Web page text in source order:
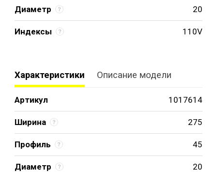
Диаметр 20
Индексы 110V
Характеристики Описание модели
Артикул 1017614
Ширина 275
Профиль 45
Диаметр 20